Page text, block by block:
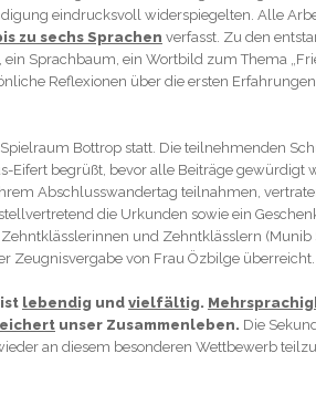
eindrucksvoll widerspiegelten. Alle
zu sechs Sprachen verfasst. Zu den
Sprachbaum, ein Wortbild zum Thema
Reflexionen über die ersten
Bottrop statt. Die teilnehmenden
Eifert begrüßt, bevor alle Beiträge gewürdigt
Abschlusswandertag teilnahmen,
die Urkunden sowie ein
und Zehntklässlern (Munib
Zeugnisvergabe von Frau Özbilge überreicht.
ist lebendig und vielfältig.
unser Zusammenleben. Die
an diesem besonderen Wettbewerb